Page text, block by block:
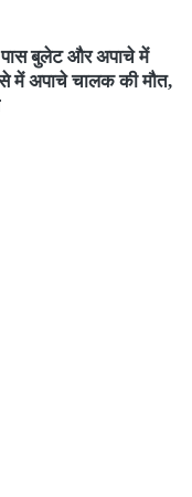
बुलेट और अपाचे में
में अपाचे चालक की मौत,